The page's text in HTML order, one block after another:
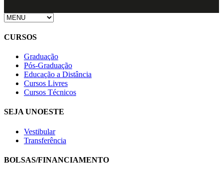
CURSOS
Graduação
Pós-Graduação
Educação a Distância
Cursos Livres
Cursos Técnicos
SEJA UNOESTE
Vestibular
Transferência
BOLSAS/FINANCIAMENTO